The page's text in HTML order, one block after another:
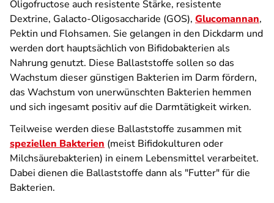
Oligofructose auch resistente Stärke, resistente
Dextrine, Galacto-Oligosaccharide (GOS), Glucomannan,
Pektin und Flohsamen. Sie gelangen in den Dickdarm und
werden dort hauptsächlich von Bifidobakterien als
Nahrung genutzt. Diese Ballaststoffe sollen so das
Wachstum dieser günstigen Bakterien im Darm fördern,
das Wachstum von unerwünschten Bakterien hemmen
und sich ingesamt positiv auf die Darmtätigkeit wirken.
Teilweise werden diese Ballaststoffe zusammen mit
speziellen Bakterien (meist Bifidokulturen oder
Milchsäurebakterien) in einem Lebensmittel verarbeitet.
Dabei dienen die Ballaststoffe dann als "Futter" für die
Bakterien.